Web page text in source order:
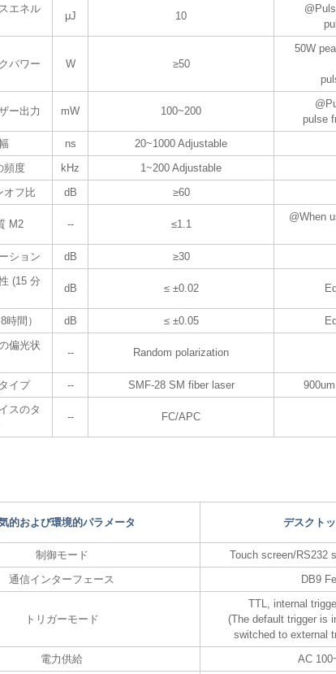
エネル
μJ 10
パワー W ≥50
50W
ー出力 mW 100~200
pulse
ns
20~1000 Adjustable
頻度
kHz
1~200 Adjustable
オフ比
dB ≥60
M2 -- ≤1.1
@When
ション
dB
≥30
(15 分
dB ≤ ±0.02
時間） dB ≤ ±0.05
偏光状
-- Random polarization
イプ -- SMF-28 SM fiber laser
スのタ
-- FC/APC
的および環境的パラメータ デスクト
制御モード
Touch screen/RS232
通信インターフェース
DB9
トリガーモード
TTL, internal
(The default trigger is
switched to external
電力供給
AC